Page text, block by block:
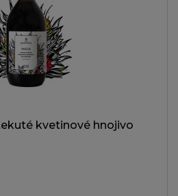
kvetinové hnojivo